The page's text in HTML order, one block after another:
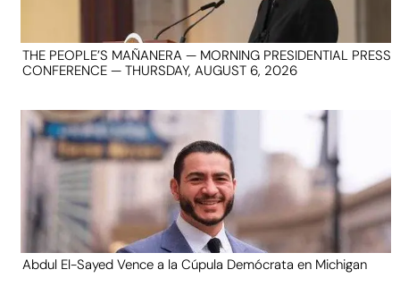
THE PEOPLE’S MAÑANERA — MORNING PRESIDENTIAL PRESS
CONFERENCE — THURSDAY, AUGUST 6, 2026
Abdul El-Sayed Vence a la Cúpula Demócrata en Michigan